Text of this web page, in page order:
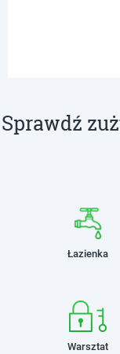
Sprawdź
Łazienka
Warsztat